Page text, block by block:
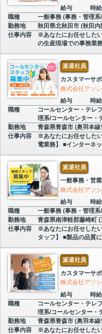
給与
時
職種
一般事務 (事務・管理
勤務地
秋田県北秋田市 (秋田
仕事内容
※あなたにお任せした
の生産現場での事務業
派遣社員
カスタマーサ
株式会社アソ
給与
時
職種
コールセンター・テレ
理系/コールセンター・
勤務地
青森県青森市 (奥羽本線
仕事内容
※あなたにお任せした
電業務】 ■インターネ
派遣社員
一般事務・営
株式会社アソ
給与
時
職種
一般事務 (事務・管理
勤務地
青森県南津軽郡藤崎町
仕事内容
※あなたにお任せした
タッフ】 ■製品の品質
派遣社員
カスタマーサ
株式会社アソ
給与
時
職種
コールセンター・テレ
理系/コールセンター・
勤務地
青森県青森市 (奥羽本線
仕事内容
※あなたにお任せした